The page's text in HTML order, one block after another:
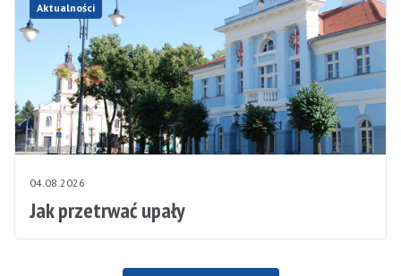
Aktualności
04.08.2026
Jak przetrwać upały